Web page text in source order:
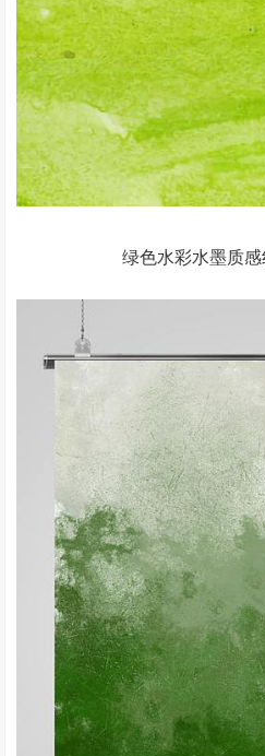
绿色水彩水墨质